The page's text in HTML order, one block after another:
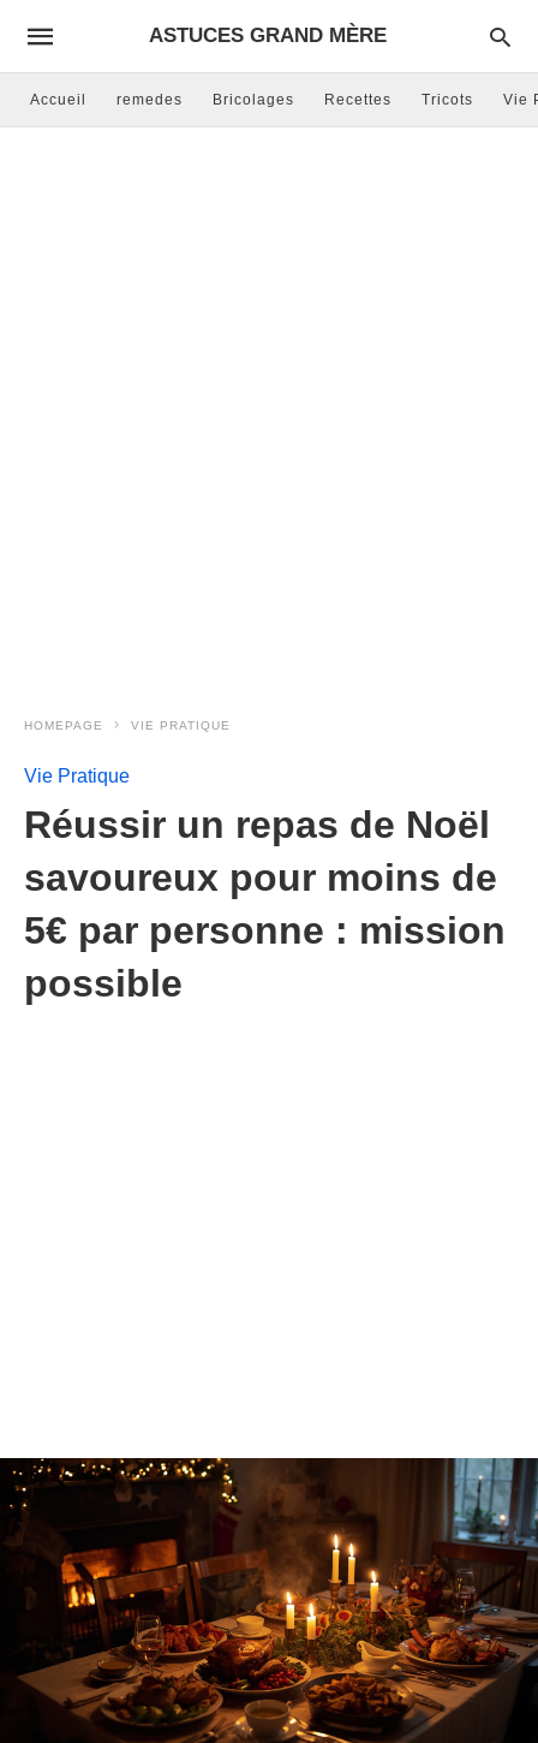
ASTUCES GRAND MÈRE
Accueil remedes Bricolages Recettes Tricots Vie
HOMEPAGE VIE PRATIQUE
Vie Pratique
Réussir un repas de Noël
savoureux pour moins de
5€ par personne : mission
possible